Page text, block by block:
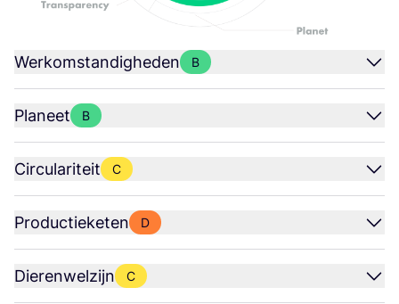
Werkomstandigheden B
Planeet B
Circulariteit C
Productieketen D
Dierenwelzijn C